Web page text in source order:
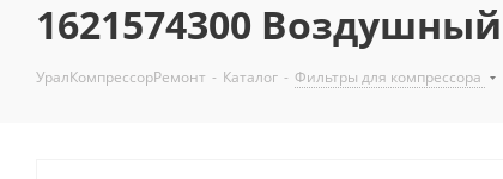
1621574300
УралКомпрессорРемонт - Каталог - Фильтры для компрессора